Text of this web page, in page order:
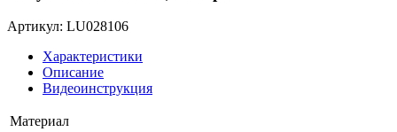
Артикул: LU028106
Характеристики
Описание
Видеоинструкция
Материал